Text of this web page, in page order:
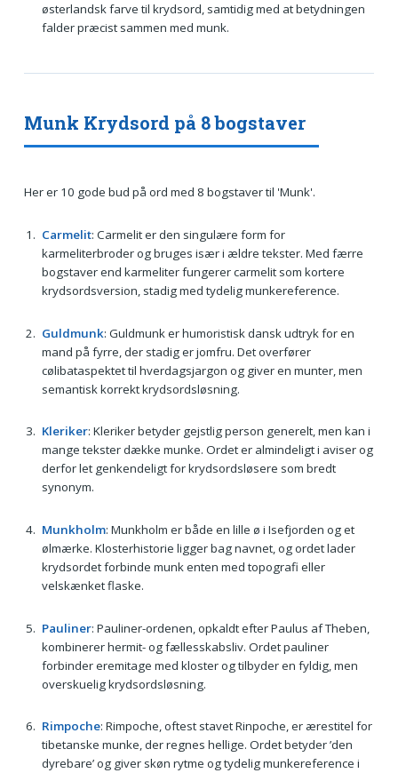
østerlandsk farve til krydsord, samtidig med at betydningen
falder præcist sammen med munk.
Munk Krydsord på 8 bogstaver
Her er 10 gode bud på ord med 8 bogstaver til 'Munk'.
Carmelit: Carmelit er den singulære form for
karmeliterbroder og bruges især i ældre tekster. Med færre
bogstaver end karmeliter fungerer carmelit som kortere
krydsordsversion, stadig med tydelig munkereference.
Guldmunk: Guldmunk er humoristisk dansk udtryk for en
mand på fyrre, der stadig er jomfru. Det overfører
cølibataspektet til hverdagsjargon og giver en munter, men
semantisk korrekt krydsordsløsning.
Kleriker: Kleriker betyder gejstlig person generelt, men kan i
mange tekster dække munke. Ordet er almindeligt i aviser og
derfor let genkendeligt for krydsordsløsere som bredt
synonym.
Munkholm: Munkholm er både en lille ø i Isefjorden og et
ølmærke. Klosterhistorie ligger bag navnet, og ordet lader
krydsordet forbinde munk enten med topografi eller
velskænket flaske.
Pauliner: Pauliner-ordenen, opkaldt efter Paulus af Theben,
kombinerer hermit- og fællesskabsliv. Ordet paulin­er
forbinder eremitage med kloster og tilbyder en fyldig, men
overskuelig krydsordsløsning.
Rimpoche: Rimpoche, oftest stavet Rinpoche, er ærestitel for
tibetanske munke, der regnes hellige. Ordet betyder ’den
dyrebare’ og giver skøn rytme og tydelig munkereference i